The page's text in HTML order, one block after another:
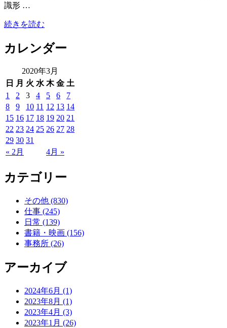
識形 …
続きを読む
カレンダー
2020年3月
日 月 火 水 木 金 土
« 2月 4月 »
1 2 3 4 5 6
7
8
9 10 11 12 13 14
15 16 17 18 19 20 21
22 23 24 25 26 27 28
29 30 31
カテゴリー
その他 (830)
仕事 (245)
日常 (139)
書籍・映画 (156)
事務所 (26)
アーカイブ
2024年6月 (1)
2023年8月 (1)
2023年4月 (3)
2023年1月 (26)